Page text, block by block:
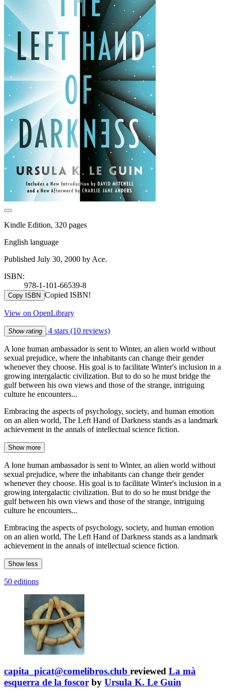
Kindle Edition, 320 pages
English language
Published July 30, 2000 by Ace.
ISBN:
978-1-101-66539-8
Copy ISBN Copied ISBN!
View on OpenLibrary
Show rating 4 stars (10 reviews)
A lone human ambassador is sent to Winter, an alien world without
sexual prejudice, where the inhabitants can change their gender
whenever they choose. His goal is to facilitate Winter's inclusion in a
growing intergalactic civilization. But to do so he must bridge the
gulf between his own views and those of the strange, intriguing
culture he encounters...
Embracing the aspects of psychology, society, and human emotion
on an alien world, The Left Hand of Darkness stands as a landmark
achievement in the annals of intellectual science fiction.
Show more
A lone human ambassador is sent to Winter, an alien world without
sexual prejudice, where the inhabitants can change their gender
whenever they choose. His goal is to facilitate Winter's inclusion in a
growing intergalactic civilization. But to do so he must bridge the
gulf between his own views and those of the strange, intriguing
culture he encounters...
Embracing the aspects of psychology, society, and human emotion
on an alien world, The Left Hand of Darkness stands as a landmark
achievement in the annals of intellectual science fiction.
Show less
50 editions
capita_picat@comelibros.club reviewed La mà
esquerra de la foscor by Ursula K. Le Guin